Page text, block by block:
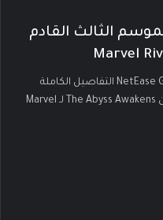
الثالث القادم
كشفت Marvel Games و NetEase Games التفاصيل الكاملة
للموسم الثالث والذي يأتي بعنوان The Abyss Awakens لـ Marvel